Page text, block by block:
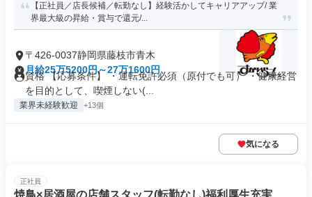
【正社員／店長候補／転勤なし】経験活かしてキャリアアップ/ 業
界最大級の昇給・賞与で還元/...
〒426-0037静岡県藤枝市青木
月給25万5200円～27万1600円
資格 【応募条件】 ・運転免許必須（原付でも可） ・健康経営
を目的として、喫煙しない(...
業界未経験歓迎 +13個
気になる
正社員
焼鳥×居酒屋の店舗スタッフ(転勤なし)福利厚生充実